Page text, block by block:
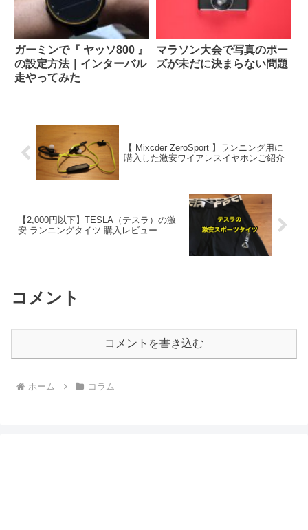
ガーミンで『 ヤッソ800 』
の設定方法｜インターバル
走やってみた
マラソン大会で写真のポー
ズが未だに決まらない問題
【 Mixcder ZeroSport 】ランニング用に
購入した激安ワイアレスイヤホンご紹介
【2,000円以下】TESLA（テスラ）の激
安 ランニングタイツ 購入レビュー
コメント
コメントを書き込む
ホーム コラム